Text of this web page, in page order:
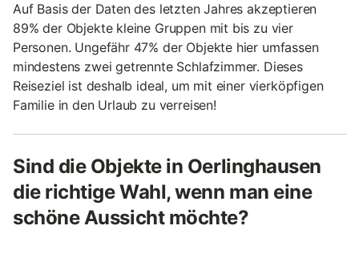
Auf Basis der Daten des letzten Jahres akzeptieren
89% der Objekte kleine Gruppen mit bis zu vier
Personen. Ungefähr 47% der Objekte hier umfassen
mindestens zwei getrennte Schlafzimmer. Dieses
Reiseziel ist deshalb ideal, um mit einer vierköpfigen
Familie in den Urlaub zu verreisen!
Sind die Objekte in Oerlinghausen
die richtige Wahl, wenn man eine
schöne Aussicht möchte?